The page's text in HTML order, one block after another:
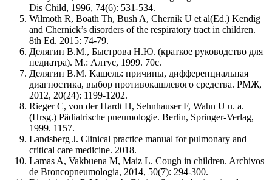
Dis Child, 1996, 74(6): 531-534.
Wilmoth R, Boath Th, Bush A, Chernik U et al(Ed.) Kendig
and Chernick’s disorders of the respiratory tract in children.
8th Ed. 2015: 74-79.
Делягин В.М., Быстрова Н.Ю. (краткое руководство для
педиатра). М.: Алтус, 1999. 70с.
Делягин В.М. Кашель: причины, дифференциальная
диагностика, выбор противокашлевого средства. РМЖ,
2012, 20(24): 1199-1202.
Rieger C, von der Hardt H, Sehnhauser F, Wahn U u. a.
(Hrsg.) Pädiatrische pneumologie. Berlin, Springer-Verlag,
1999. 1157.
Landsberg J. Clinical practice manual for pulmonary and
critical care medicine. 2018.
Lamas A, Vakbuena M, Maiz L. Cough in children. Archivos
de Broncopneumologia, 2014, 50(7): 294-300.